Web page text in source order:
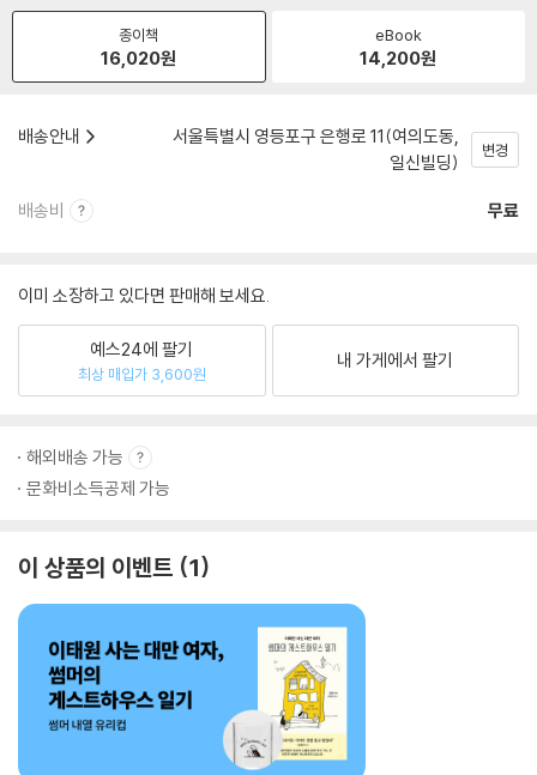
종이책
16,020원
eBook
14,200원
배송안내
서울특별시 영등포구 은행로 11(여의도동,
일신빌딩)
변경
배송비 무료
이미 소장하고 있다면 판매해 보세요.
예스24에 팔기
최상 매입가 3,600원
내 가게에서 팔기
해외배송 가능
문화비소득공제 가능
이 상품의 이벤트 1